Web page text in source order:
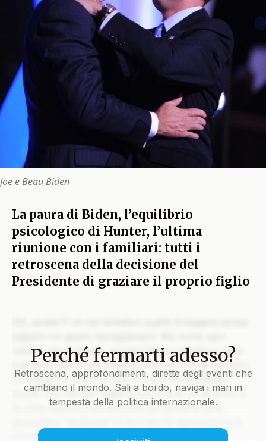
Joe e Beau Biden
La paura di Biden, l’equilibrio
psicologico di Hunter, l’ultima
riunione con i familiari: tutti i
retroscena della decisione del
Presidente di graziare il proprio figlio
veliero che si rispetti, anche il Blog custodisce nelle
sue stive i tesori più preziosi solo per chi ha davvero
il coraggio di issare le vele e unirsi all’equipaggio.
Quello che stai per leggere non è solo un articolo: è
la rotta segreta tracciata sulla pergamena della
silenzi che parlano più di mille colpi di cannone.
Perché fermarti adesso?
Retroscena, approfondimenti, dirette degli eventi che
cambiano il mondo. Sali a bordo, naviga i mari in
tempesta della politica internazionale.